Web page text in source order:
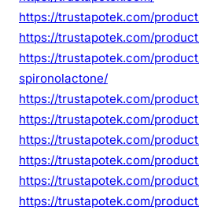
https://trustapotek.com/
https://trustapotek.com/
https://trustapotek.com/
spironolactone/
https://trustapotek.com/
https://trustapotek.com/
https://trustapotek.com/
https://trustapotek.com/
https://trustapotek.com/
https://trustapotek.com/